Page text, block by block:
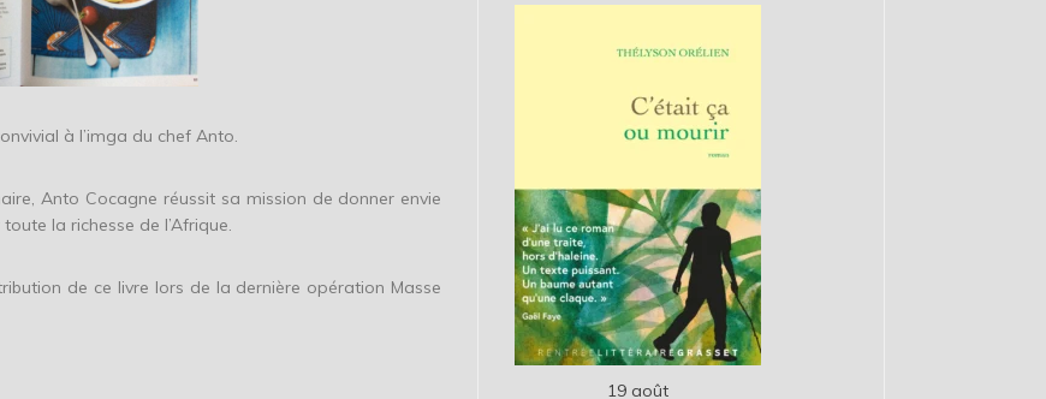
à l’imga du chef Anto.
Anto Cocagne réussit sa mission de donner envie
la richesse de l’Afrique.
de ce livre lors de la dernière opération Masse
19 août